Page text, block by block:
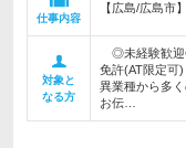
仕事内容
【広島/広島市
対象と
なる方
◎未経験歓迎
免許(AT限定可
異業種から多
お伝…